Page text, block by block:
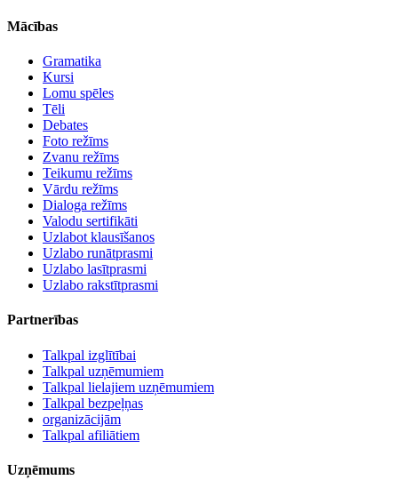
Mācības
Gramatika
Kursi
Lomu spēles
Tēli
Debates
Foto režīms
Zvanu režīms
Teikumu režīms
Vārdu režīms
Dialoga režīms
Valodu sertifikāti
Uzlabot klausīšanos
Uzlabo runātprasmi
Uzlabo lasītprasmi
Uzlabo rakstītprasmi
Partnerības
Talkpal izglītībai
Talkpal uzņēmumiem
Talkpal lielajiem uzņēmumiem
Talkpal bezpeļņas
organizācijām
Talkpal afiliātiem
Uzņēmums